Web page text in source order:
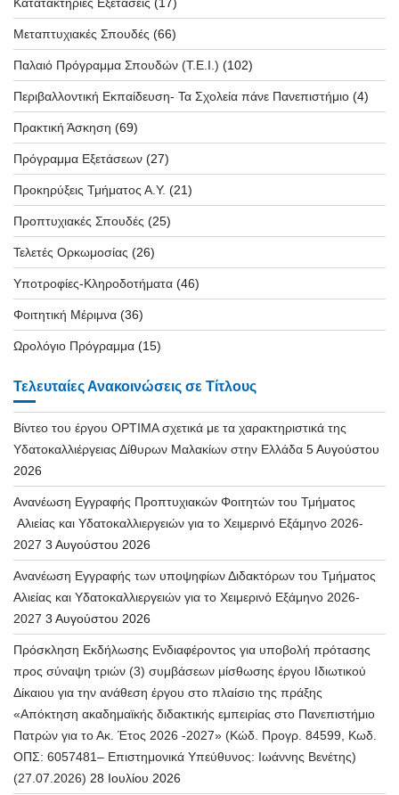
Μεταπτυχιακές Σπουδές (66)
Παλαιό Πρόγραμμα Σπουδών (T.E.I.) (102)
Περιβαλλοντική Εκπαίδευση- Τα Σχολεία πάνε Πανεπιστήμιο (4)
Πρακτική Άσκηση (69)
Πρόγραμμα Εξετάσεων (27)
Προκηρύξεις Τμήματος Α.Υ. (21)
Προπτυχιακές Σπουδές (25)
Τελετές Ορκωμοσίας (26)
Υποτροφίες-Κληροδοτήματα (46)
Φοιτητική Μέριμνα (36)
Ωρολόγιο Πρόγραμμα (15)
Τελευταίες Ανακοινώσεις σε Τίτλους
Βίντεο του έργου OPTIMA σχετικά με τα χαρακτηριστικά της
Υδατοκαλλιέργειας Δίθυρων Μαλακίων στην Ελλάδα 5 Αυγούστου
2026
Ανανέωση Εγγραφής Προπτυχιακών Φοιτητών του Τμήματος
Αλιείας και Υδατοκαλλιεργειών για το Χειμερινό Εξάμηνο 2026-
2027 3 Αυγούστου 2026
Ανανέωση Εγγραφής των υποψηφίων Διδακτόρων του Τμήματος
Αλιείας και Υδατοκαλλιεργειών για το Χειμερινό Εξάμηνο 2026-
2027 3 Αυγούστου 2026
Πρόσκληση Εκδήλωσης Ενδιαφέροντος για υποβολή πρότασης
προς σύναψη τριών (3) συμβάσεων μίσθωσης έργου Ιδιωτικού
Δίκαιου για την ανάθεση έργου στο πλαίσιο της πράξης
«Απόκτηση ακαδημαϊκής διδακτικής εμπειρίας στο Πανεπιστήμιο
Πατρών για το Ακ. Έτος 2026 -2027» (Κώδ. Προγρ. 84599, Κωδ.
ΟΠΣ: 6057481– Επιστημονικά Υπεύθυνος: Ιωάννης Βενέτης)
(27.07.2026) 28 Ιουλίου 2026